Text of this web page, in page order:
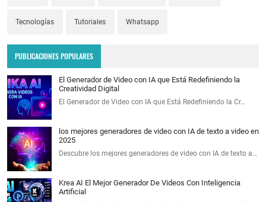
Tecnologías Tutoriales Whatsapp
PUBLICACIONES POPULARES
El Generador de Video con IA que Está Redefiniendo la
Creatividad Digital
El Generador de Video con IA que Está Redefiniendo la Cr…
los mejores generadores de video con IA de texto a video en
2025
Descubre los mejores generadores de video con IA de texto a…
Krea AI El Mejor Generador De Videos Con Inteligencia
Artificial